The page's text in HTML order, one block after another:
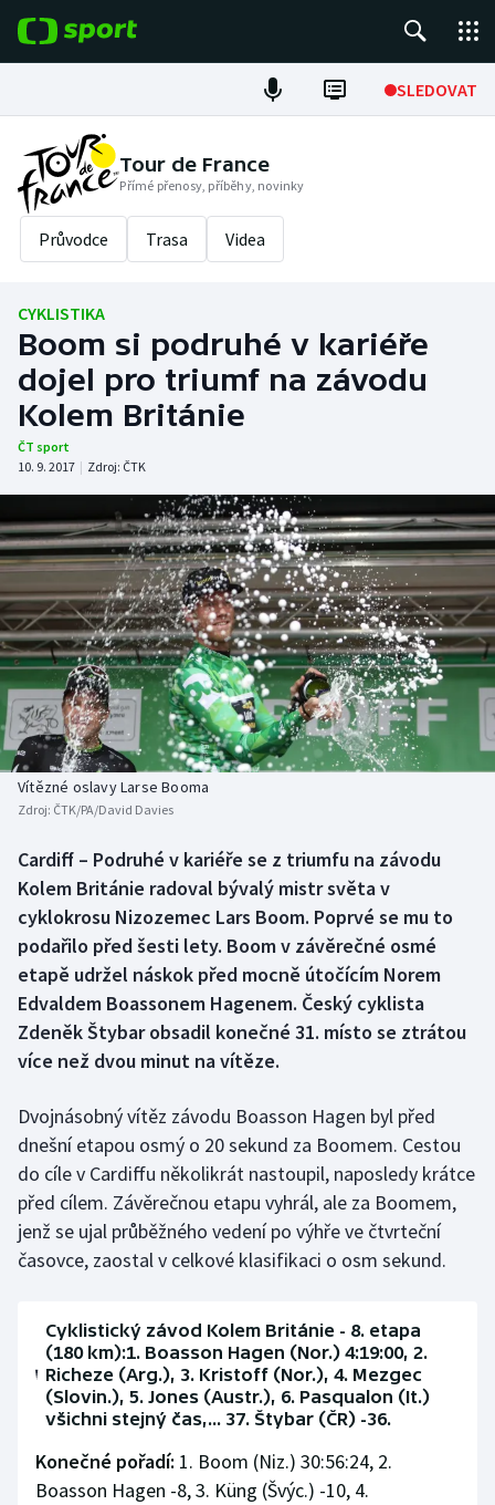
SLEDOVAT
Fotbal
Hokej
Tenis
Cyklistika
DALŠÍ SPORTY
Americký fotbal
Baseball a softbal
Basketbal
Biatlon
Boby a skeleton
Box
Curling
Florbal
Futsal
Golf
Gymnastika
Jezdectví
Judo
Krasobruslení
Lyže a snowboard
Moderní pětiboj
Motorsport
NEPŘEHLÉDNĚTE
Historické návraty
Aplikace ČT sport
AZ kvíz
Tour de France
Přímé přenosy, příběhy, novinky
Průvodce Trasa Videa
CYKLISTIKA
Boom si podruhé v kariéře
dojel pro triumf na závodu
Kolem Británie
ČT sport
10. 9. 2017 | Zdroj: ČTK
Vítězné oslavy Larse Booma
Zdroj: ČTK/PA/David Davies
Cardiff – Podruhé v kariéře se z triumfu na závodu
Kolem Británie radoval bývalý mistr světa v
cyklokrosu Nizozemec Lars Boom. Poprvé se mu to
podařilo před šesti lety. Boom v závěrečné osmé
etapě udržel náskok před mocně útočícím Norem
Edvaldem Boassonem Hagenem. Český cyklista
Zdeněk Štybar obsadil konečné 31. místo se ztrátou
více než dvou minut na vítěze.
Dvojnásobný vítěz závodu Boasson Hagen byl před
dnešní etapou osmý o 20 sekund za Boomem. Cestou
do cíle v Cardiffu několikrát nastoupil, naposledy krátce
před cílem. Závěrečnou etapu vyhrál, ale za Boomem,
jenž se ujal průběžného vedení po výhře ve čtvrteční
časovce, zaostal v celkové klasifikaci o osm sekund.
Cyklistický závod Kolem Británie - 8. etapa
(180 km):1. Boasson Hagen (Nor.) 4:19:00, 2.
Richeze (Arg.), 3. Kristoff (Nor.), 4. Mezgec
(Slovin.), 5. Jones (Austr.), 6. Pasqualon (It.)
všichni stejný čas,... 37. Štybar (ČR) -36.
Konečné pořadí: 1. Boom (Niz.) 30:56:24, 2.
Boasson Hagen -8, 3. Küng (Švýc.) -10, 4.